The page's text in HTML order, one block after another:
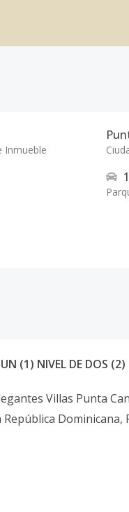
Inmueble
1
(1) NIVEL DE DOS
Villas Punta
Dominicana,